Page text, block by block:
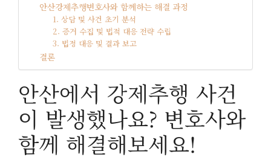
안산강제추행변호사와 함께하는 해결 과정
1. 상담 및 사건 초기 분석
2. 증거 수집 및 법적 대응 전략 수립
3. 법정 대응 및 결과 보고
결론
안산에서 강제추행 사건
이 발생했나요? 변호사와
함께 해결해보세요!